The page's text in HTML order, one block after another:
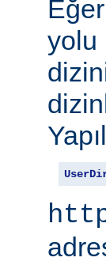
yolu